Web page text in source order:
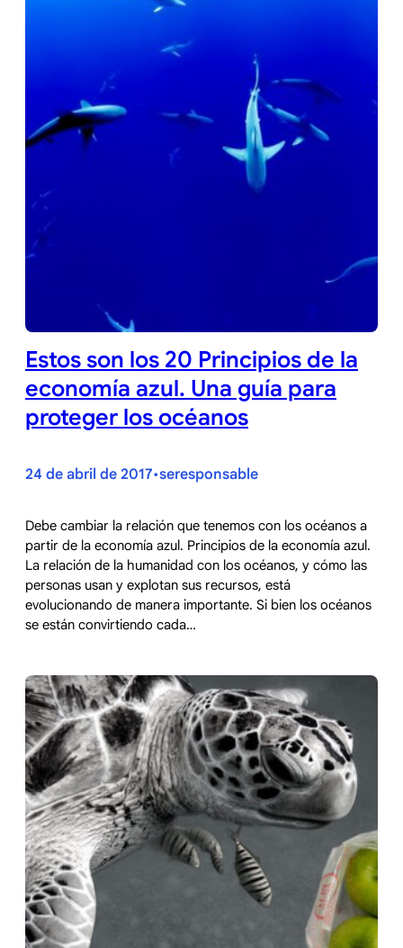
Estos son los 20 Principios de la
economía azul. Una guía para
proteger los océanos
24 de abril de 2017•seresponsable
Debe cambiar la relación que tenemos con los océanos a
partir de la economía azul. Principios de la economía azul.
La relación de la humanidad con los océanos, y cómo las
personas usan y explotan sus recursos, está
evolucionando de manera importante. Si bien los océanos
se están convirtiendo cada…